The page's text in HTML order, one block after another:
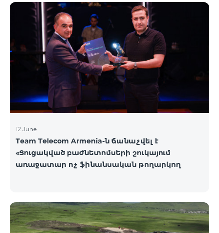
12 June
Team Telecom Armenia-ն ճանաչվել է
«Ցուցակված բաժնետոմսերի շուկայում
առաջատար ոչ ֆինանսական թողարկող